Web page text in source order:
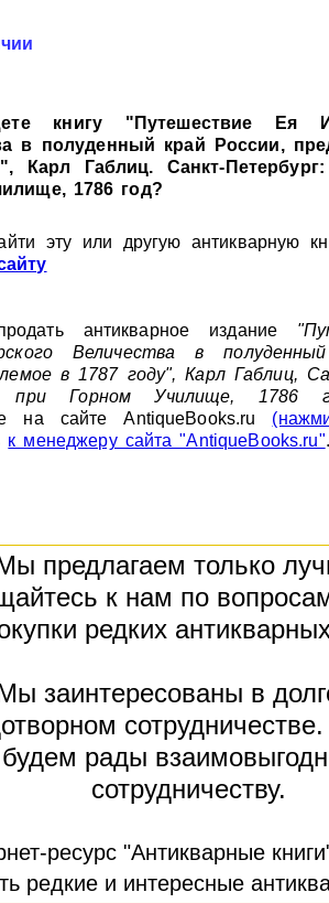
книгу "Путешествие Ея
в полуденный край России,
Карл Габлиц. Санкт-
1786 год?
эту или другую антикварную
антикварное издание
Величества в
в 1787 году", Карл Габлиц,
при Горном Училище, 1786
на сайте AntiqueBooks.ru
к менеджеру сайта "AntiqueBooks.ru".
предлагаем только
к нам по
редких
заинтересованы в
будем рады
сотрудничеству.
ресурс "Антикварные
редкие и интересные